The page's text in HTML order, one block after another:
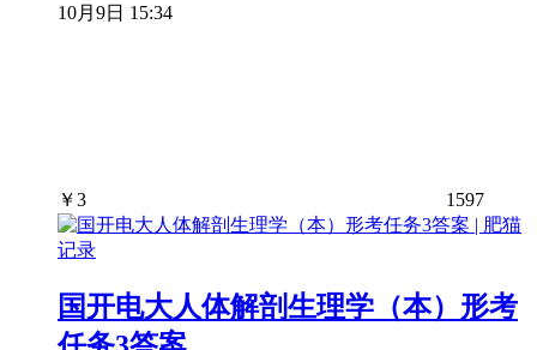
10月9日 15:34
￥3 1597
国开电大人体解剖生理学（本）形考